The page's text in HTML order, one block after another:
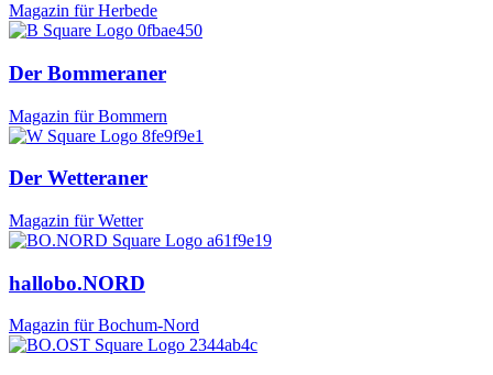
Magazin für Herbede
Der Bommeraner
Magazin für Bommern
Der Wetteraner
Magazin für Wetter
hallobo.NORD
Magazin für Bochum-Nord